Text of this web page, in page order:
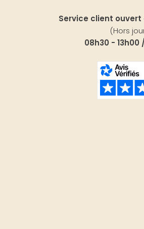
Service client
(Hors
08h30 - 13h00